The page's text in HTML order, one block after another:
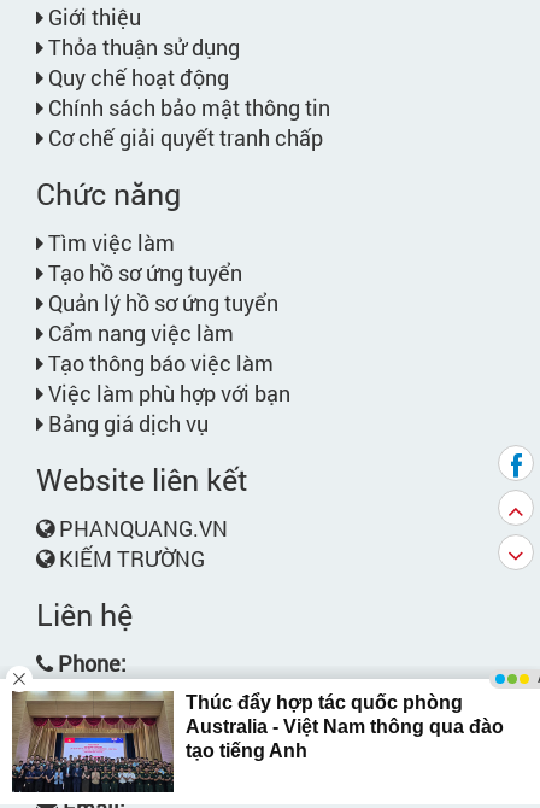
Giới thiệu
Thỏa thuận sử dụng
Quy chế hoạt động
Chính sách bảo mật thông tin
Cơ chế giải quyết tranh chấp
Chức năng
Tìm việc làm
Tạo hồ sơ ứng tuyển
Quản lý hồ sơ ứng tuyển
Cẩm nang việc làm
Tạo thông báo việc làm
Việc làm phù hợp với bạn
Bảng giá dịch vụ
Website liên kết
PHANQUANG.VN
KIẾM TRƯỜNG
Liên hệ
Phone:
028.6264.9264 / 028.6264.9283
Mobile:
0913.49.71.71 - 0974.906.609